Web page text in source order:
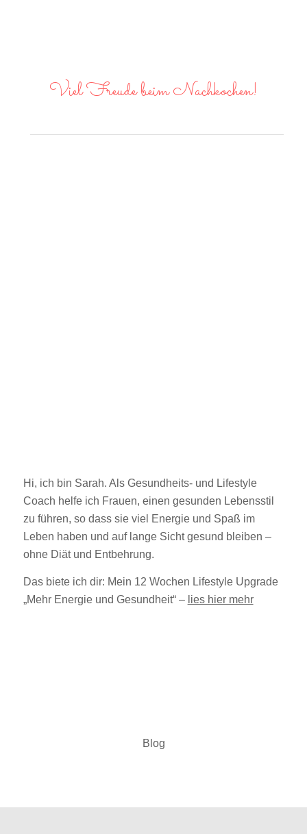
Viel Freude beim Nachkochen!
Hi, ich bin Sarah. Als Gesundheits- und Lifestyle
Coach helfe ich Frauen, einen gesunden Lebensstil
zu führen, so dass sie viel Energie und Spaß im
Leben haben und auf lange Sicht gesund bleiben –
ohne Diät und Entbehrung.
Das biete ich dir: Mein 12 Wochen Lifestyle Upgrade
„Mehr Energie und Gesundheit“ – lies hier mehr
Blog